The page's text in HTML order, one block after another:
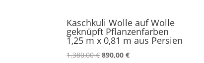
Kaschkuli Wolle auf Wolle
geknüpft Pflanzenfarben
1,25 m x 0,81 m aus Persien
1.380,00€Ursprünglicher
890,00€Aktueller